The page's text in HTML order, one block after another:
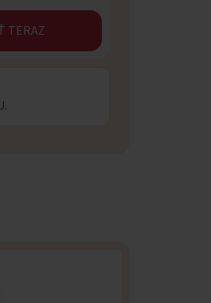
TERAZ